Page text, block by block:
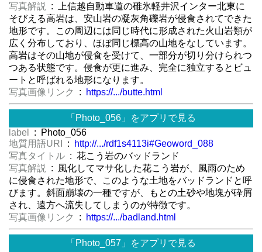
写真解説
: 上信越自動車道の碓氷軽井沢インター北東に
そびえる高岩は、安山岩の凝灰角礫岩が侵食されてできた
地形です。この周辺には同じ時代に形成された火山岩類が
広く分布しており、ほぼ同じ標高の山地をなしています。
高岩はその山地が侵食を受けて、一部分が切り分けられつ
つある状態です。侵食が更に進み、完全に独立するとビュ
ートと呼ばれる地形になります。
写真画像リンク
: https://.../butte.html
「Photo_056」をアプリで見る
label
: Photo_056
地質用語URI
:
http://.../rdf1s4113i#Geoword_088
写真タイトル : 花こう岩のバッドランド
写真解説
: 風化してマサ化した花こう岩が、風雨のため
に侵食された地形で、このような土地をバッドランドと呼
びます。斜面崩壊の一種ですが、もとの土砂や地塊が砕屑
され、遠方へ流失してしまうのが特徴です。
写真画像リンク
: https://.../badland.html
「Photo_057」をアプリで見る